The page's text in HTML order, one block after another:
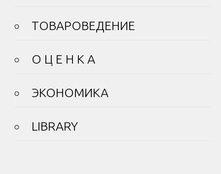
ТОВАРОВЕДЕНИЕ
О Ц Е Н К А
ЭКОНОМИКА
LIBRARY